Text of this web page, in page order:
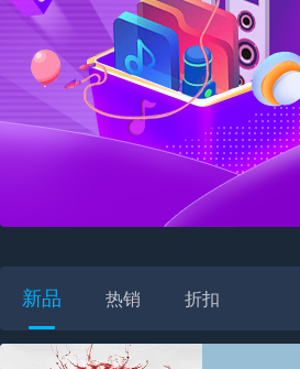
新品 热销 折扣